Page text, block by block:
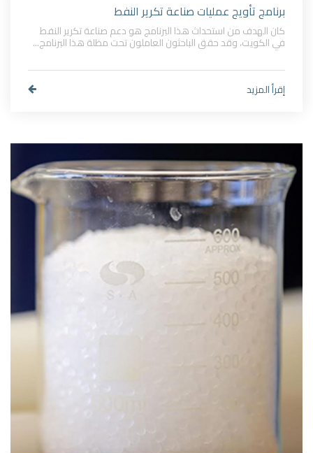
برنامج تأويج عمليات صناعة تكرير النفط
كان الهدف من استحداث هذا البرنامج هو دعم صناعة تكرير النفط
في الكويت، وقد حقق الباحثون العاملون تحت مظلة هذا البرنامج...
إقرأ المزيد